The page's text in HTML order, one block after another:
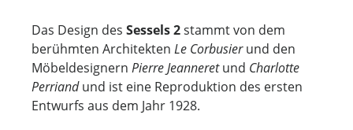
Das Design des Sessels 2stammt von dem
berühmten Architekten Le Corbusierund den
Möbeldesignern Pierre Jeanneretund Charlotte
Perriandund ist eine Reproduktion des ersten
Entwurfs aus dem Jahr 1928.